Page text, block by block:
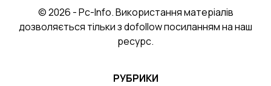
© 2026 - Pc-Info. Використання матеріалів
дозволяється тільки з dofollow посиланням на наш
ресурс.
РУБРИКИ